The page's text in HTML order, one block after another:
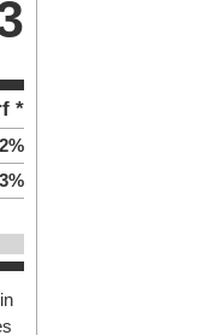
*
2%
3%